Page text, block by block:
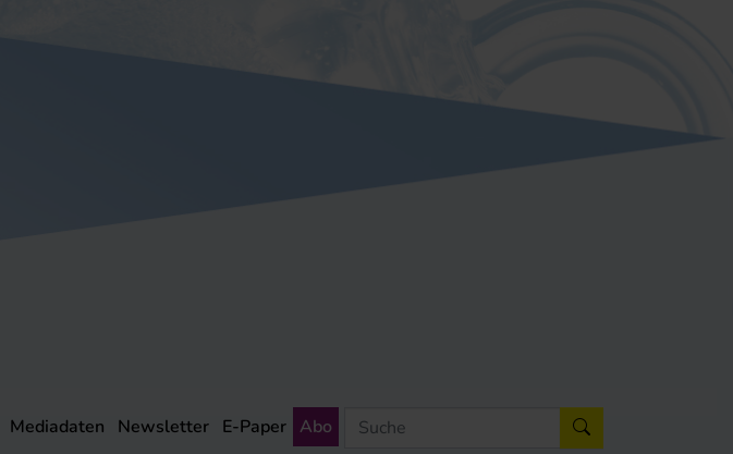
Mediadaten Newsletter E-Paper Abo